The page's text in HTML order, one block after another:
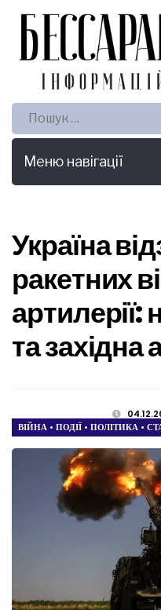
Пошук:
Меню навігації
Україна
ракетних
артилерії:
та західна
ВІЙНА • ПОДІЇ • ПОЛІТИКА •